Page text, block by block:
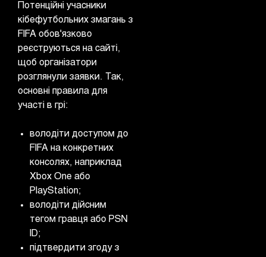
Потенційні учасники
кібефутбольних змагань з
FIFA обов'язково
реєструються на сайті,
щоб організатори
розглянули заявки. Так,
основні правила для
участі в грі:
володіти доступом до
FIFA на конкретних
консолях, наприклад
Xbox One або
PlayStation;
володіти дійсним
тегом гравця або PSN
ID;
підтвердити згоду з